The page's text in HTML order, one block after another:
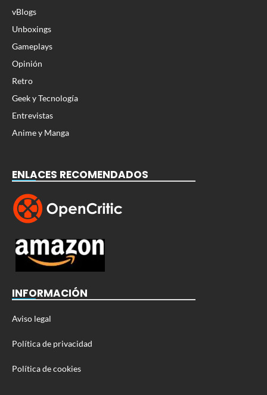
vBlogs
Unboxings
Gameplays
Opinión
Retro
Geek y Tecnología
Entrevistas
Anime y Manga
ENLACES RECOMENDADOS
INFORMACIÓN
Aviso legal
Política de privacidad
Política de cookies